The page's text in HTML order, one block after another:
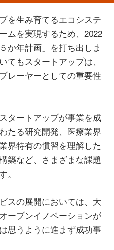
を生み育てるエコシステ
ムを実現するため、2022
か年計画」を打ち出しま
てもスタートアップは、
レーヤーとしての重要性
タートアップが事業を成
たる研究開発、医療業界
界特有の慣習を理解した
築など、さまざまな課題
。
スの展開においては、大
ープンイノベーションが
思うように進まず成功事